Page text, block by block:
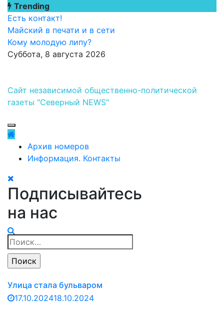
Перейти
содержимому
Trending
Есть контакт!
Майский в печати и в сети
Кому молодую липу?
Суббота, 8 августа 2026
Сайт независимой общественно-политической
газеты "Северный NEWS"
Архив номеров
Информация. Контакты
Подписывайтесь
на нас
Найти:
Улица стала бульваром
17.10.202418.10.2024